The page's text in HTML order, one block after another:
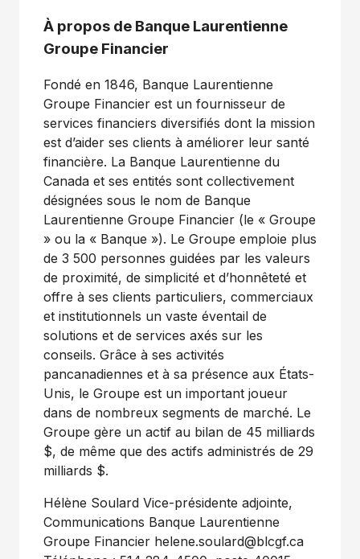
À propos de Banque Laurentienne
Groupe Financier
Fondé en 1846, Banque Laurentienne
Groupe Financier est un fournisseur de
services financiers diversifiés dont la mission
est d’aider ses clients à améliorer leur santé
financière. La Banque Laurentienne du
Canada et ses entités sont collectivement
désignées sous le nom de Banque
Laurentienne Groupe Financier (le « Groupe
» ou la « Banque »). Le Groupe emploie plus
de 3 500 personnes guidées par les valeurs
de proximité, de simplicité et d’honnêteté et
offre à ses clients particuliers, commerciaux
et institutionnels un vaste éventail de
solutions et de services axés sur les
conseils. Grâce à ses activités
pancanadiennes et à sa présence aux États-
Unis, le Groupe est un important joueur
dans de nombreux segments de marché. Le
Groupe gère un actif au bilan de 45 milliards
$, de même que des actifs administrés de 29
milliards $.
Hélène Soulard Vice-présidente adjointe,
Communications Banque Laurentienne
Groupe Financier helene.soulard@blcgf.ca